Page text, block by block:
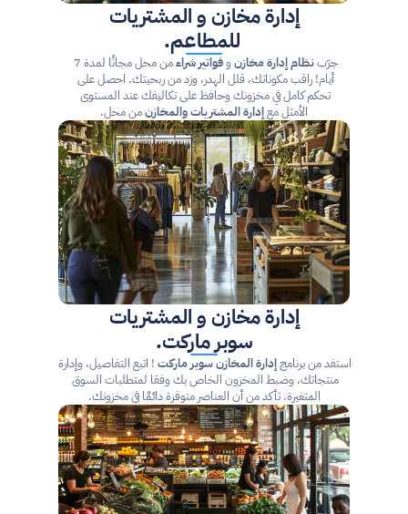
إدارة مخازن و المشتريات
للمطاعم.
جرّب نظام إدارة مخازن و فواتير شراء
الأمثل مع إدارة المشتريات والمخازن من محل.
إدارة مخازن و المشتريات
سوبر ماركت.
استفد من برنامج إدارة المخازن سوبر ماركت
المتغيرة. تأكد من أن العناصر متوفرة دائمًا في مخزونك.